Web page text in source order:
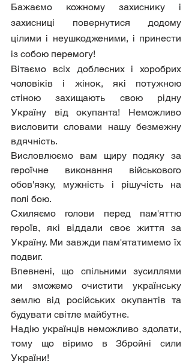
Бажаємо кожному захиснику і
захисниці повернутися додому
цілими і неушкодженими, і принести
із собою перемогу!
Вітаємо всіх доблесних і хоробрих
чоловіків і жінок, які потужною
стіною захищають свою рідну
Україну від окупанта! Неможливо
висловити словами нашу безмежну
вдячність.
Висловлюємо вам щиру подяку за
героїчне виконання військового
обов'язку, мужність і рішучість на
полі бою.
Схиляємо голови перед пам'яттю
героїв, які віддали своє життя за
Україну. Ми завжди пам'ятатимемо їх
подвиг.
Впевнені, що спільними зусиллями
ми зможемо очистити українську
землю від російських окупантів та
будувати світле майбутнє.
Надію українців неможливо здолати,
тому що віримо в Збройні сили
України!